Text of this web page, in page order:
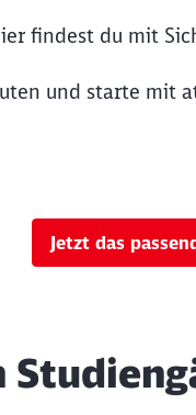
findest du mit
und starte mit
Jetzt das